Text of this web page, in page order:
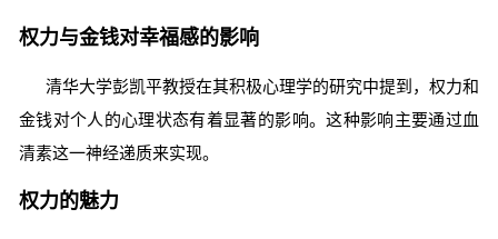
权力与金钱对幸福感的影响
清华大学彭凯平教授在其积极心理学的研究中提到，权力和
金钱对个人的心理状态有着显著的影响。这种影响主要通过血
清素这一神经递质来实现。
权力的魅力